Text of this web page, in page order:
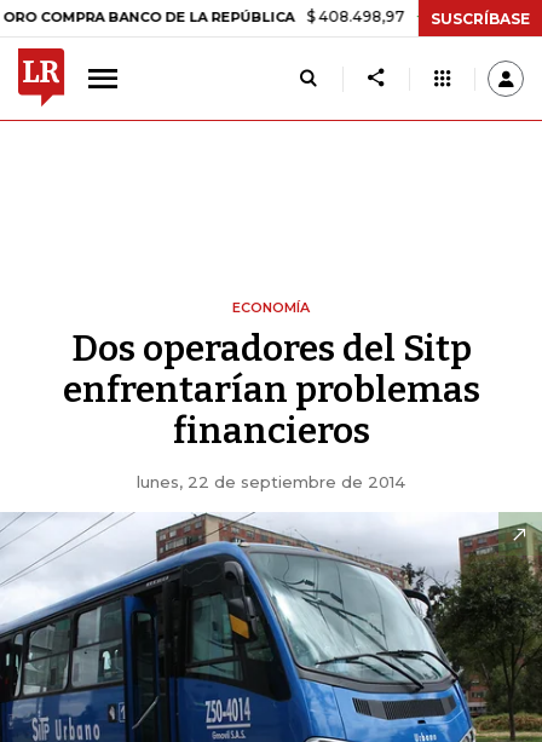
BANCO DE LA REPÚBLICA $ 408.498,97 +$ 8.753,81 +2,19%
SUSCRÍBASE
ECONOMÍA
Dos operadores del Sitp
enfrentarían problemas
financieros
lunes, 22 de septiembre de 2014